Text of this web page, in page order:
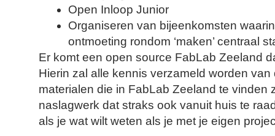
Open Inloop Junior
Organiseren van bijeenkomsten
ontmoeting rondom ‘maken’ centraal
Er komt een open source FabLab Zeeland
Hierin zal alle kennis verzameld worden
materialen die in FabLab Zeeland te vinden
naslagwerk dat straks ook vanuit huis te
als je wat wilt weten als je met je eigen